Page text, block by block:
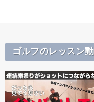
ゴルフのレッスン